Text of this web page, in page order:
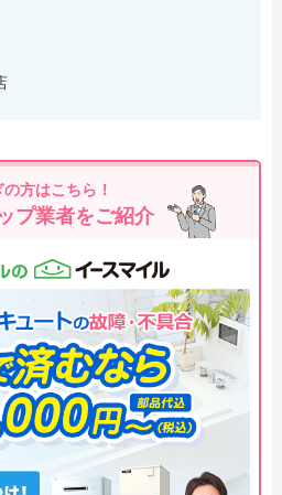
方はこちら！
プ業者をご紹介